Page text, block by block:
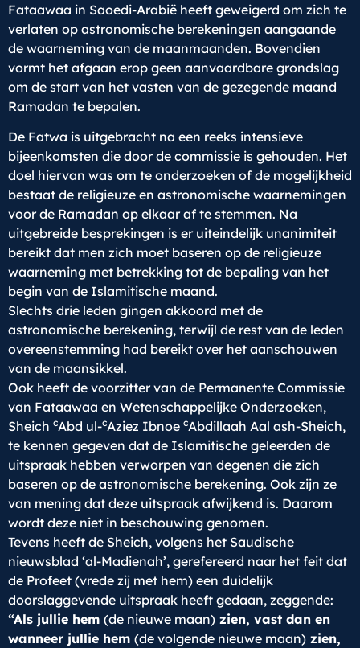
Fataawaa in Saoedi-Arabië heeft geweigerd om zich te
verlaten op astronomische berekeningen aangaande
de waarneming van de maanmaanden. Bovendien
vormt het afgaan erop geen aanvaardbare grondslag
om de start van het vasten van de gezegende maand
Ramadan te bepalen.
De Fatwa is uitgebracht na een reeks intensieve
bijeenkomsten die door de commissie is gehouden. Het
doel hiervan was om te onderzoeken of de mogelijkheid
bestaat de religieuze en astronomische waarnemingen
voor de Ramadan op elkaar af te stemmen. Na
uitgebreide besprekingen is er uiteindelijk unanimiteit
bereikt dat men zich moet baseren op de religieuze
waarneming met betrekking tot de bepaling van het
begin van de Islamitische maand.
Slechts drie leden gingen akkoord met de
astronomische berekening, terwijl de rest van de leden
overeenstemming had bereikt over het aanschouwen
van de maansikkel.
Ook heeft de voorzitter van de Permanente Commissie
van Fataawaa en Wetenschappelijke Onderzoeken,
Sheich cAbd ul-cAziez Ibnoe cAbdillaah Aal ash-Sheich,
te kennen gegeven dat de Islamitische geleerden de
uitspraak hebben verworpen van degenen die zich
baseren op de astronomische berekening. Ook zijn ze
van mening dat deze uitspraak afwijkend is. Daarom
wordt deze niet in beschouwing genomen.
Tevens heeft de Sheich, volgens het Saudische
nieuwsblad ‘al-Madienah’, gerefereerd naar het feit dat
de Profeet (vrede zij met hem) een duidelijk
doorslaggevende uitspraak heeft gedaan, zeggende:
“Als jullie hem (de nieuwe maan) zien, vast dan en
wanneer jullie hem (de volgende nieuwe maan) zien,